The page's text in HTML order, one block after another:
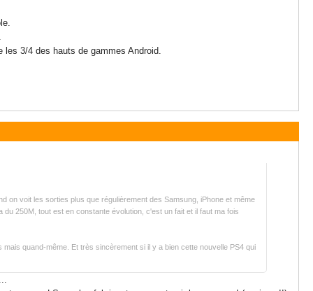
3/4 des hauts de gammes Android.
on voit les sorties plus que régulièrement des Samsung, iPhone et même
250M, tout est en constante évolution, c'est un fait et il faut ma fois
quand-même. Et très sincèrement si il y a bien cette nouvelle PS4 qui